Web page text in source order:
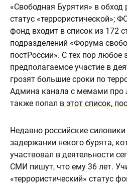
«Свободная Бурятия» в
статус «террористической»;
фонд входит в список из 172
подразделений «Форума
постРоссии». С тех пор любое
предполагаемое участие в
грозят большие сроки по
Админа канала с мемами про
также попал в этот список,
Недавно российские
задержании некого бурята,
участвовал в деятельности
СМИ пишут, что ему 36 лет.
«террористический» статус